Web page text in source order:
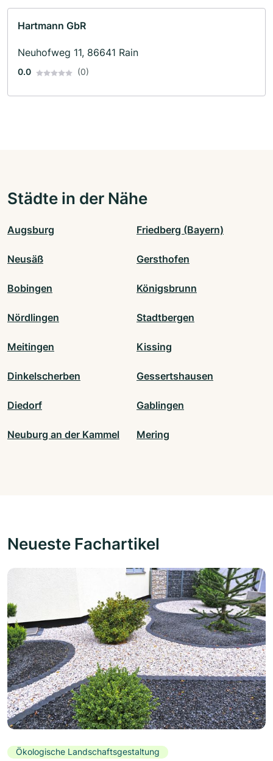
Hartmann GbR
Neuhofweg 11, 86641 Rain
0.0 (0)
Städte in der Nähe
Augsburg Friedberg (Bayern)
Neusäß Gersthofen
Bobingen Königsbrunn
Nördlingen Stadtbergen
Meitingen Kissing
Dinkelscherben Gessertshausen
Diedorf Gablingen
Neuburg an der Kammel Mering
Neueste Fachartikel
Ökologische Landschaftsgestaltung